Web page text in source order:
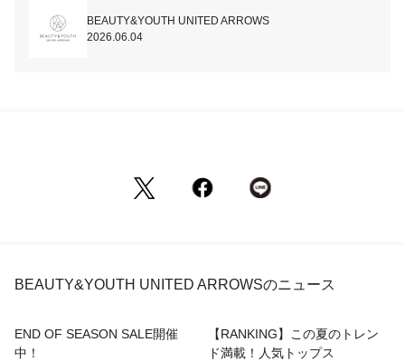
BEAUTY&YOUTH UNITED ARROWS
2026.06.04
BEAUTY&YOUTH UNITED ARROWSのニュース
END OF SEASON SALE開催
中！
【RANKING】この夏のトレン
ド満載！人気トップス